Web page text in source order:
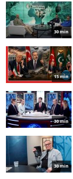
30 min
15 min
30 min
30 min